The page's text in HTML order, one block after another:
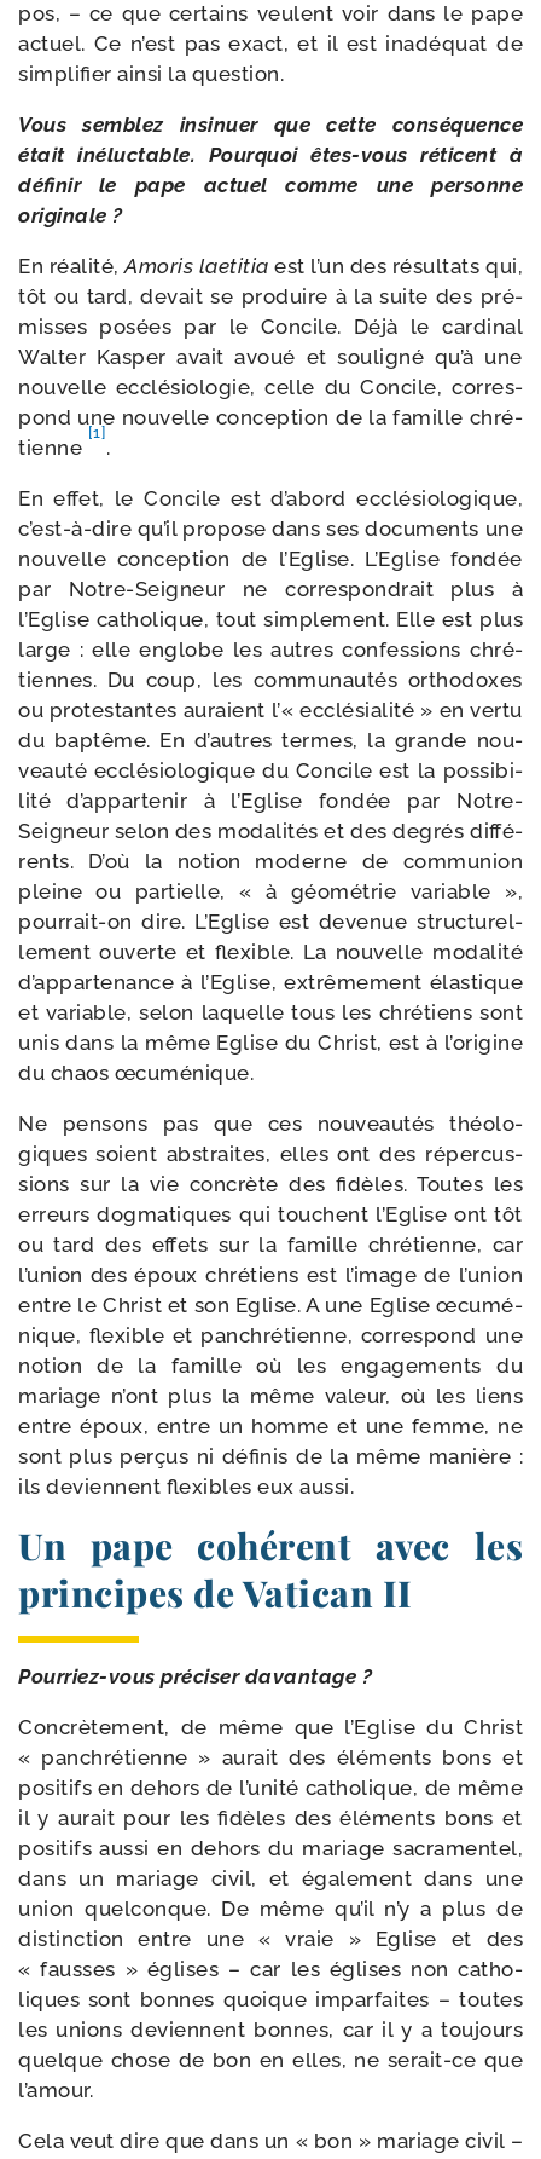
pos, – ce que cer­tains veulent voir dans le pape
actuel. Ce n’est pas exact, et il est inadé­quat de
sim­pli­fier ain­si la question.
Vous sem­blez insi­nuer que cette consé­quence
était iné­luc­table. Pourquoi êtes-​vous réti­cent à
défi­nir le pape actuel comme une per­sonne
originale ?
En réa­li­té,Amoris lae­ti­tia est l’un des résul­tats qui,
tôt ou tard, devait se pro­duire à la suite des pré­
misses posées par le Concile. Déjà le car­di­nal
Walter Kasper avait avoué et sou­li­gné qu’à une
nou­velle ecclé­sio­lo­gie, celle du Concile, cor­res­
pond une nou­velle concep­tion de la famille chré­
tienne
[1]
.
En effet, le Concile est d’abord ecclé­sio­lo­gique,
c’est-à-dire qu’il pro­pose dans ses docu­ments une
nou­velle concep­tion de l’Eglise. L’Eglise fon­dée
par Notre-​Seigneur ne cor­res­pon­drait plus à
l’Eglise catho­lique, tout sim­ple­ment. Elle est plus
large : elle englobe les autres confes­sions chré­
tiennes. Du coup, les com­mu­nau­tés ortho­doxes
ou pro­tes­tantes auraient l’« ecclé­sia­li­té » en ver­tu
du bap­tême. En d’autres termes, la grande nou­
veau­té ecclé­sio­lo­gique du Concile est la pos­si­bi­
li­té d’appartenir à l’Eglise fon­dée par Notre-​
Seigneur selon des moda­li­tés et des degrés dif­fé­
rents. D’où la notion moderne de com­mu­nion
pleine ou par­tielle, « à géo­mé­trie variable »,
pourrait-​on dire. L’Eglise est deve­nue struc­tu­rel­
le­ment ouverte et flexible. La nou­velle moda­li­té
d’appartenance à l’Eglise, extrê­me­ment élas­tique
et variable, selon laquelle tous les chré­tiens sont
unis dans la même Eglise du Christ, est à l’origine
du chaos œcuménique.
Ne pen­sons pas que ces nou­veau­tés théo­lo­
giques soient abs­traites, elles ont des réper­cus­
sions sur la vie concrète des fidèles. Toutes les
erreurs dog­ma­tiques qui touchent l’Eglise ont tôt
ou tard des effets sur la famille chré­tienne, car
l’union des époux chré­tiens est l’image de l’union
entre le Christ et son Eglise. A une Eglise œcu­mé­
nique, flexible et pan­chré­tienne, cor­res­pond une
notion de la famille où les enga­ge­ments du
mariage n’ont plus la même valeur, où les liens
entre époux, entre un homme et une femme, ne
sont plus per­çus ni défi­nis de la même manière :
ils deviennent flexibles eux aussi.
Un pape cohérent avec les
principes de Vatican II
Pourriez-​vous pré­ci­ser davantage ?
Concrètement, de même que l’Eglise du Christ
« pan­chré­tienne » aurait des élé­ments bons et
posi­tifs en dehors de l’unité catho­lique, de même
il y aurait pour les fidèles des élé­ments bons et
posi­tifs aus­si en dehors du mariage sacra­men­tel,
dans un mariage civil, et éga­le­ment dans une
union quel­conque. De même qu’il n’y a plus de
dis­tinc­tion entre une « vraie » Eglise et des
« fausses » églises – car les églises non catho­
liques sont bonnes quoique impar­faites – toutes
les unions deviennent bonnes, car il y a tou­jours
quelque chose de bon en elles, ne serait-​ce que
l’amour.
Cela veut dire que dans un « bon » mariage civil –